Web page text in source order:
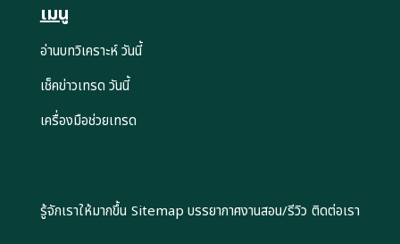
เมนู
อ่านบทวิเคราะห์ วันนี้
เช็คข่าวเทรด วันนี้
เครื่องมือช่วยเทรด
รู้จักเราให้มากขึ้น Sitemap บรรยากาศงานสอน/รีวิว ติดต่อเรา